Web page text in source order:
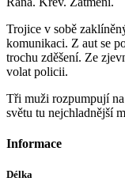
Trojice v sobě
komunikaci. Z aut se
trochu zděšení. Ze
volat policii.
Tři muži rozpumpují
světu tu nejchladnější
Informace
Délka